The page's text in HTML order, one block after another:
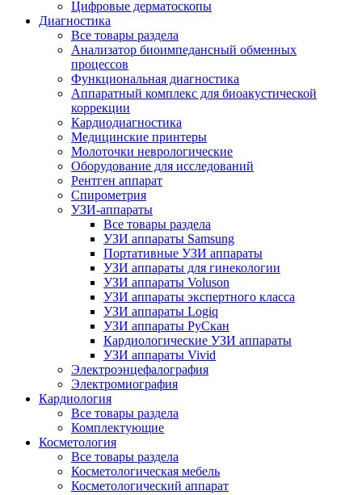
Цифровые дерматоскопы
Диагностика
Все товары раздела
Анализатор биоимпедансный обменных
процессов
Функциональная диагностика
Аппаратный комплекс для биоакустической
коррекции
Кардиодиагностика
Медицинские принтеры
Молоточки неврологические
Оборудование для исследований
Рентген аппарат
Спирометрия
УЗИ-аппараты
Все товары раздела
УЗИ аппараты Samsung
Портативные УЗИ аппараты
УЗИ аппараты для гинекологии
УЗИ аппараты Voluson
УЗИ аппараты экспертного класса
УЗИ аппараты Logiq
УЗИ аппараты РуСкан
Кардиологические УЗИ аппараты
УЗИ аппараты Vivid
Электроэнцефалография
Электромиография
Кардиология
Все товары раздела
Комплектующие
Косметология
Все товары раздела
Косметологическая мебель
Косметологический аппарат